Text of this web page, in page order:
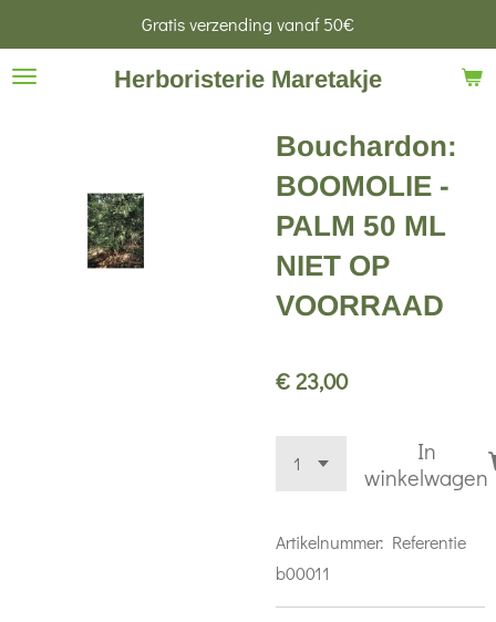
naar
Herboristerie Maretakje
Gratis verzending vanaf 50€
Bouchardon:
BOOMOLIE -
PALM 50 ML
NIET OP
VOORRAAD
€ 23,00
In
winkelwagen
Artikelnummer: Referentie
b00011